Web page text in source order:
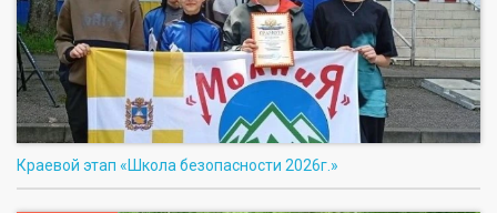
Краевой этап «Школа безопасности 2026г.»